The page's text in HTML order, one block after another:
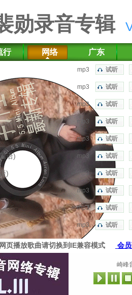
勋录音专辑
行 网络 广东
语)
)
mp3 试听
mp3 试听
mp3 试听
mp3 试听
mp3 试听
mp3 试听
mp3 试听
mp3 试听
mp3 试听
mp3 试听
网页播放歌曲请切换到IE兼容模式 会
崎峰